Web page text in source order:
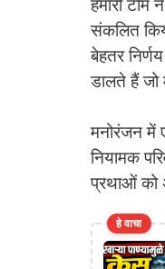
हमारी टीम
संकलित
बेहतर
डालते हैं जो
मनोरंजन में
नियामक
प्रथाओं को
हे वाचा